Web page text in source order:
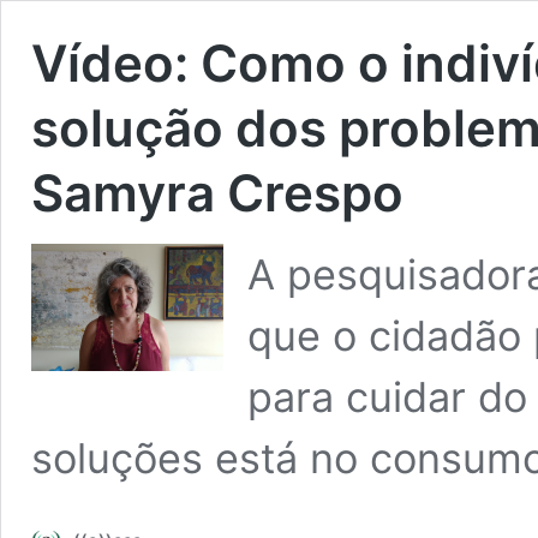
Vídeo: Como o
solução dos
Samyra Crespo
A
que o cidadão
para cuidar
soluções está no